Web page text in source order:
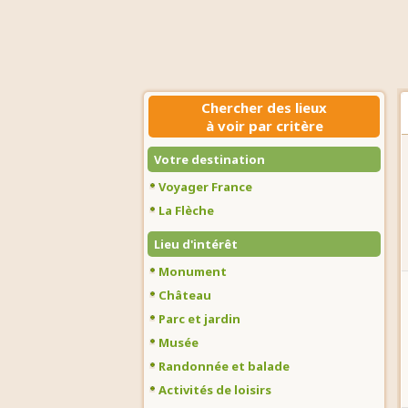
Chercher des lieux
à voir par critère
Votre destination
Voyager France
La Flèche
Lieu d'intérêt
Monument
Château
Parc et jardin
Musée
Randonnée et balade
Activités de loisirs